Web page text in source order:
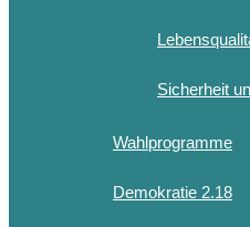
Sicherheit
Wahlprogramme
Demokratie 2.18